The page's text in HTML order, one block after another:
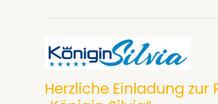
Über
gekleidete
Gäste
tanzten
mit
Herzliche Einladung